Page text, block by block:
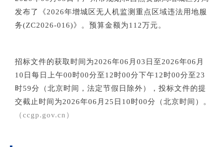
发布了《2026年增城区无人机监测重点区域违法用地服
务(ZC2026-016)》。预算金额为112万元。
招标文件的获取时间为2026年06月03日至2026年06月
10日每日上午00时00分至12时00分下午12时00分至23
时59分（北京时间，法定节假日除外），投标文件的提
交截止时间为2026年06月25日10时00分（北京时间）。
（ccgp.gov.cn）